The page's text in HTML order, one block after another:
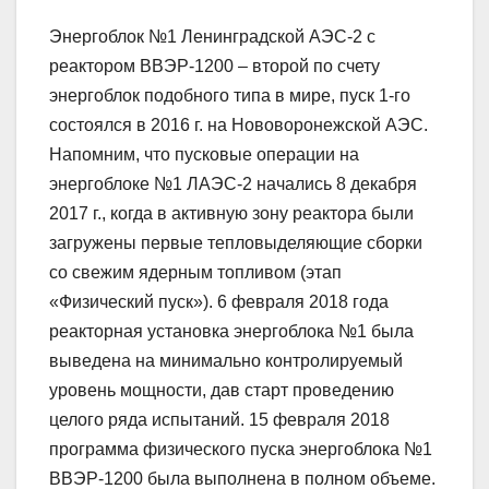
Энергоблок №1 Ленинградской АЭС-2 с
реактором ВВЭР-1200 – второй по счету
энергоблок подобного типа в мире, пуск 1-го
состоялся в 2016 г. на Нововоронежской АЭС.
Напомним, что пусковые операции на
энергоблоке №1 ЛАЭС-2 начались 8 декабря
2017 г., когда в активную зону реактора были
загружены первые тепловыделяющие сборки
со свежим ядерным топливом (этап
«Физический пуск»). 6 февраля 2018 года
реакторная установка энергоблока №1 была
выведена на минимально контролируемый
уровень мощности, дав старт проведению
целого ряда испытаний. 15 февраля 2018
программа физического пуска энергоблока №1
ВВЭР-1200 была выполнена в полном объеме.